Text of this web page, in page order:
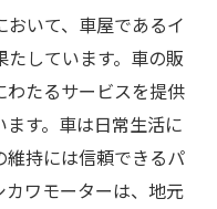
いて、車屋であるイ
しています。車の販
わたるサービスを提供
す。車は日常生活に
持には信頼できるパ
ワモーターは、地元